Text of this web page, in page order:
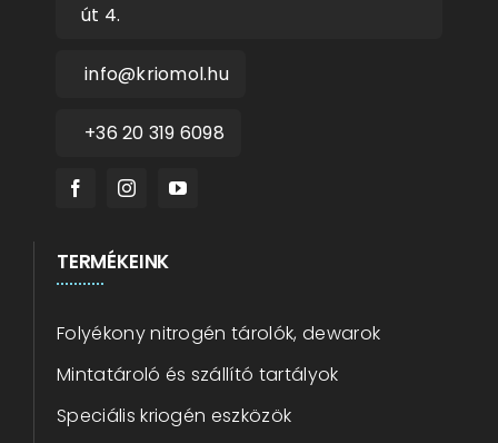
út 4.
info@kriomol.hu
+36 20 319 6098
TERMÉKEINK
Folyékony nitrogén tárolók, dewarok
Mintatároló és szállító tartályok
Speciális kriogén eszközök